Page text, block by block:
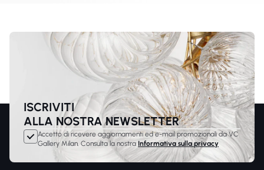
ISCRIVITI
ALLA NOSTRA NEWSLETTER
Accetto di ricevere aggiornamenti ed e-mail promozionali da VC
Gallery Milan. Consulta la nostra Informativa sulla privacy